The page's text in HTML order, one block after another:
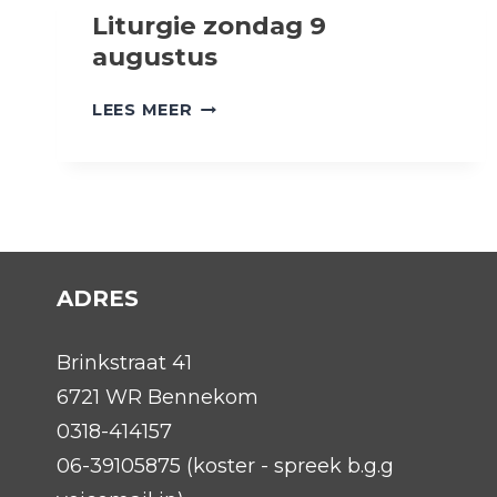
Liturgie zondag 9
augustus
LEES MEER LITURGIE
ADRES
Brinkstraat 41
6721 WR Bennekom
0318-414157
06-39105875 (koster - spreek b.g.g